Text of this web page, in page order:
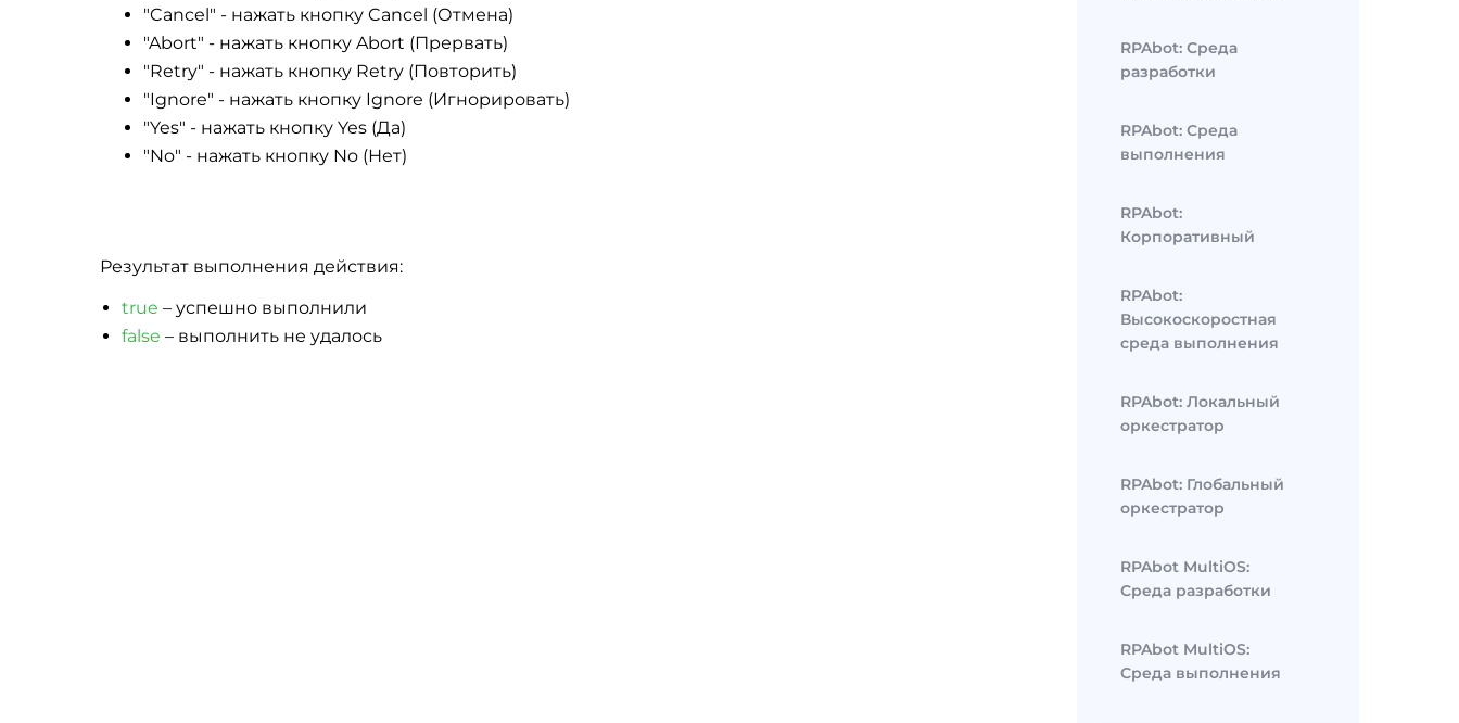
"Cancel" - нажать кнопку Cancel (Отмена)
"Abort" - нажать кнопку Abort (Прервать)
"Retry" - нажать кнопку Retry (Повторить)
"Ignore" - нажать кнопку Ignore (Игнорировать)
"Yes" - нажать кнопку Yes (Да)
"No" - нажать кнопку No (Нет)
Результат выполнения действия:
true – успешно выполнили
false – выполнить не удалось
RPAbot: Среда
разработки
RPAbot: Среда
выполнения
RPAbot:
Корпоративный
RPAbot:
Высокоскоростная
среда выполнения
RPAbot: Локальный
оркестратор
RPAbot: Глобальный
оркестратор
RPAbot MultiOS:
Среда разработки
RPAbot MultiOS:
Среда выполнения